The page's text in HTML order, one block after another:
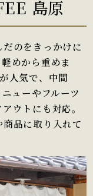
島原
のをきっかけに
めから重めま
人気で、中間
ューやフルーツ
ウトにも対応。
品に取り入れて